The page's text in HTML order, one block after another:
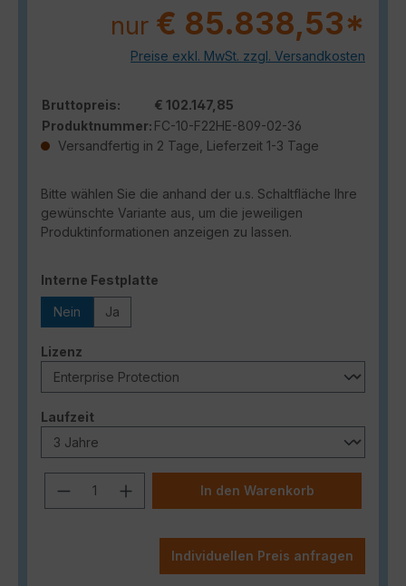
nur € 85.838,53*
Preise exkl. MwSt. zzgl. Versandkosten
Bruttopreis:
€ 102.147,85
Produktnummer: FC-10-F22HE-809-02-36
Versandfertig in 2 Tage, Lieferzeit 1-3 Tage
Bitte wählen Sie die anhand der u.s. Schaltfläche Ihre
gewünschte Variante aus, um die jeweiligen
Produktinformationen anzeigen zu lassen.
Interne Festplatte
Nein Ja
Lizenz
Laufzeitauswählen
Produkt Anzahl: Gib den
In den Warenkorb
Individuellen Preis anfragen